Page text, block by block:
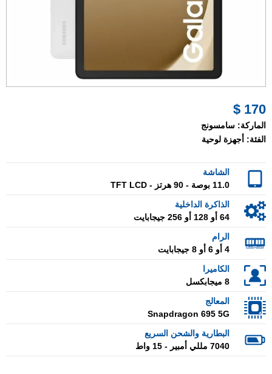
170 $
الماركة: سامسونج
الفئة: أجهزة لوحية
الشاشة
11.0 بوصة - 90 هرتز - TFT LCD
الذاكرة الداخلية
64 أو 128 أو 256 جيجابايت
الرام
4 أو 6 أو 8 جيجابايت
الكاميرا
8 ميجابكسل
المعالج
Snapdragon 695 5G
البطارية والشحن السريع
7040 مللي أمبير - 15 واط